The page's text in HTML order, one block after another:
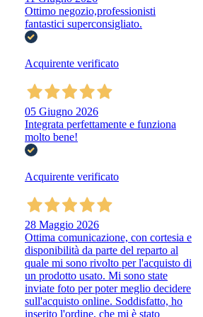
Ottimo negozio,professionisti
fantastici superconsigliato.
Acquirente verificato
05 Giugno 2026
Integrata perfettamente e funziona
molto bene!
Acquirente verificato
28 Maggio 2026
Ottima comunicazione, con cortesia e
disponibilità da parte del reparto al
quale mi sono rivolto per l'acquisto di
un prodotto usato. Mi sono state
inviate foto per poter meglio decidere
sull'acquisto online. Soddisfatto, ho
inserito l'ordine, che mi è stato